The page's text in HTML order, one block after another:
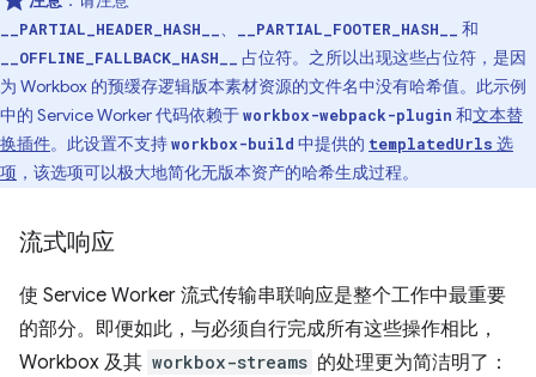
__PARTIAL_HEADER_HASH__ 、 __PARTIAL_FOOTER_HASH__ 和
__OFFLINE_FALLBACK_HASH__
占位符。之所以出现这些占位符，是因
为 Workbox 的预缓存逻辑版本素材资源的文件名中没有哈希值。此示例
中的 Service Worker 代码依赖于workbox-webpack-plugin 和文本替
换插件。此设置不支持workbox-build 中提供的 templatedUrls 选
项 ，该选项可以极大地简化无版本资产的哈希生成过程。
流式响应
使 Service Worker 流式传输串联响应是整个工作中最重要
的部分。即便如此，与必须自行完成所有这些操作相比，
Workbox 及其 workbox-streams 的处理更为简洁明了：